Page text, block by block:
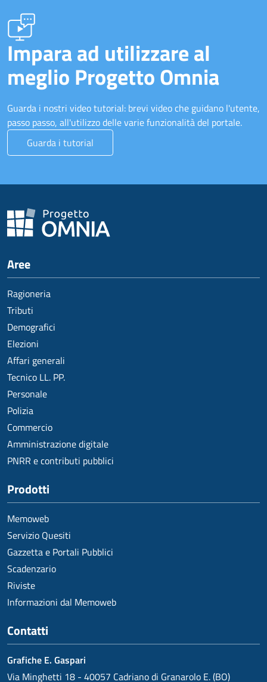
Impara ad utilizzare al
meglio Progetto Omnia
Guarda i nostri video tutorial: brevi video che guidano l'utente,
passo passo, all'utilizzo delle varie funzionalità del portale.
Guarda i tutorial
Aree
Ragioneria
Tributi
Demografici
Elezioni
Affari generali
Tecnico LL. PP.
Personale
Polizia
Commercio
Amministrazione digitale
PNRR e contributi pubblici
Prodotti
Memoweb
Servizio Quesiti
Gazzetta e Portali Pubblici
Scadenzario
Riviste
Informazioni dal Memoweb
Contatti
Grafiche E. Gaspari
Via Minghetti 18 - 40057 Cadriano di Granarolo E. (BO)